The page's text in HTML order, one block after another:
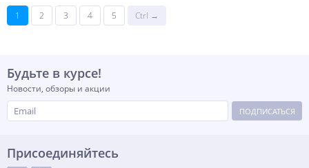
1 2 3 4 5 Ctrl →
Будьте в курсе!
Новости, обзоры и акции
ПОДПИСАТЬСЯ
Присоединяйтесь